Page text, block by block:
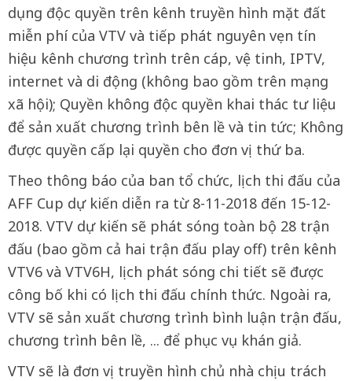
dụng độc quyền trên kênh truyền hình mặt đất
miễn phí của VTV và tiếp phát nguyên vẹn tín
hiệu kênh chương trình trên cáp, vệ tinh, IPTV,
internet và di động (không bao gồm trên mạng
xã hội); Quyền không độc quyền khai thác tư liệu
để sản xuất chương trình bên lề và tin tức; Không
được quyền cấp lại quyền cho đơn vị thứ ba.
Theo thông báo của ban tổ chức, lịch thi đấu của
AFF Cup dự kiến diễn ra từ 8-11-2018 đến 15-12-
2018. VTV dự kiến sẽ phát sóng toàn bộ 28 trận
đấu (bao gồm cả hai trận đấu play off) trên kênh
VTV6 và VTV6H, lịch phát sóng chi tiết sẽ được
công bố khi có lịch thi đấu chính thức. Ngoài ra,
VTV sẽ sản xuất chương trình bình luận trận đấu,
chương trình bên lề, ... để phục vụ khán giả.
VTV sẽ là đơn vị truyền hình chủ nhà chịu trách